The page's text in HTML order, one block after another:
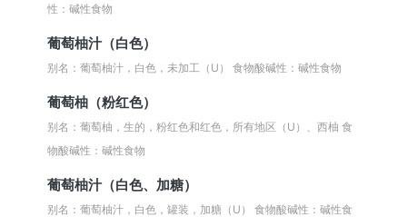
性：碱性食物
葡萄柚汁（白色）
别名：葡萄柚汁，白色，未加工（U）食物酸碱性：碱性食物
葡萄柚（粉红色）
别名：葡萄柚，生的，粉红色和红色，所有地区（U）、西柚食
物酸碱性：碱性食物
葡萄柚汁（白色、加糖）
别名：葡萄柚汁，白色，罐装，加糖（U）食物酸碱性：碱性食